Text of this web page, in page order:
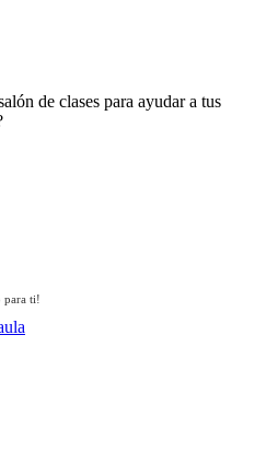
de clases para ayudar a tus
para ti!